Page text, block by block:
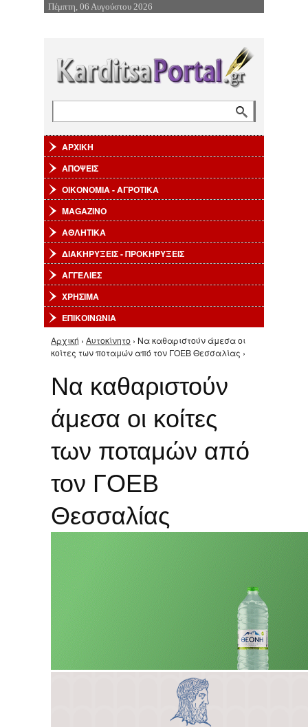
Επιστροφή στην Πλοήγηση
Πέμπτη, 06 Αυγούστου 2026
ΑΡΧΙΚΗ
ΑΠΟΨΕΙΣ
ΟΙΚΟΝΟΜΙΑ - ΑΓΡΟΤΙΚΑ
MAGAZINO
ΑΘΛΗΤΙΚΑ
ΔΙΑΚΗΡΥΞΕΙΣ - ΠΡΟΚΗΡΥΞΕΙΣ
ΑΓΓΕΛΙΕΣ
ΧΡΗΣΙΜΑ
ΕΠΙΚΟΙΝΩΝΙΑ
Είστε εδώ
Αρχική › Αυτοκίνητο › Να καθαριστούν άμεσα οι
κοίτες των ποταμών από τον ΓΟΕΒ Θεσσαλίας ›
Να καθαριστούν
άμεσα οι κοίτες
των ποταμών από
τον ΓΟΕΒ
Θεσσαλίας